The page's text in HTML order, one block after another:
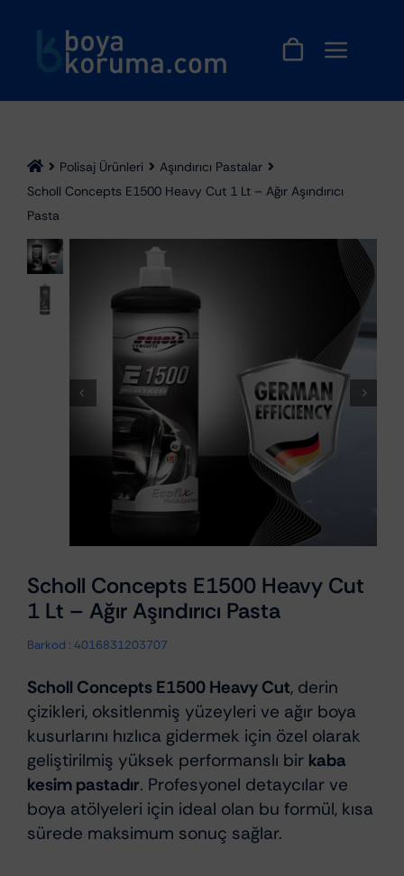
Polisaj Ürünleri
Aşındırıcı Pastalar
Scholl Concepts E1500 Heavy Cut 1 Lt – Ağır Aşındırıcı
Pasta
Scholl Concepts E1500 Heavy Cut
1 Lt – Ağır Aşındırıcı Pasta
Barkod : 4016831203707
Scholl Concepts E1500 Heavy Cut, derin
çizikleri, oksitlenmiş yüzeyleri ve ağır boya
kusurlarını hızlıca gidermek için özel olarak
geliştirilmiş yüksek performanslı bir kaba
kesim pastadır. Profesyonel detaycılar ve
boya atölyeleri için ideal olan bu formül, kısa
sürede maksimum sonuç sağlar.